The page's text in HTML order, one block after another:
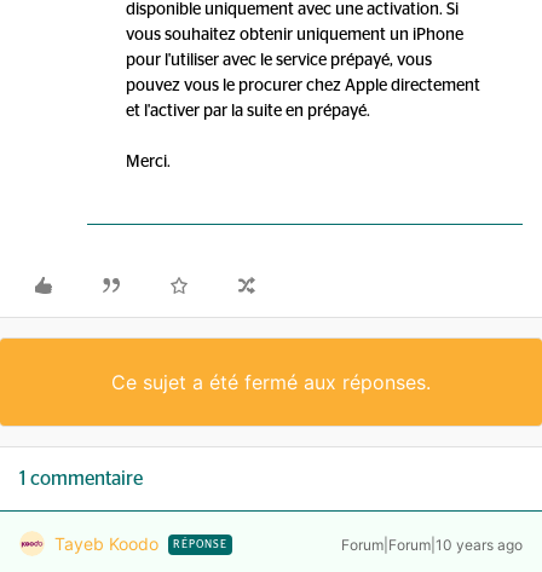
disponible uniquement avec une activation. Si
vous souhaitez obtenir uniquement un iPhone
pour l'utiliser avec le service prépayé, vous
pouvez vous le procurer chez Apple directement
et l'activer par la suite en prépayé.
Merci.
Ce sujet a été fermé aux réponses.
1 commentaire
Tayeb Koodo RÉPONSE Forum|Forum|10 years ago